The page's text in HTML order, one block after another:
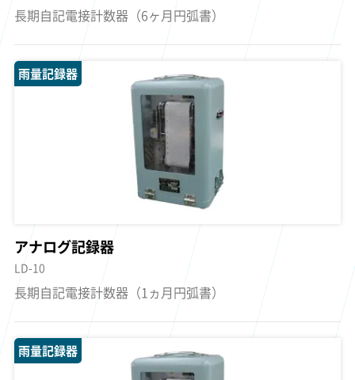
長期自記電接計数器（6ヶ月円弧書）
雨量記録器
アナログ記録器
LD-10
長期自記電接計数器（1ヵ月円弧書）
雨量記録器